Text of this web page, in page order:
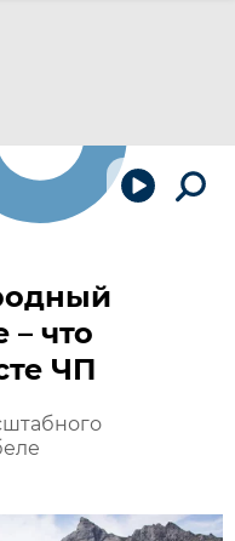
– что
ЧП